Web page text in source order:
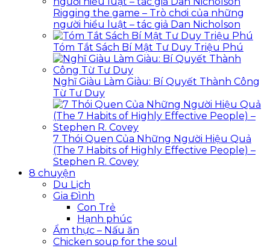
Rigging the game – Trò chơi của những
người hiểu luật – tác giả Dan Nicholson
Tóm Tắt Sách Bí Mật Tư Duy Triệu Phú
Nghĩ Giàu Làm Giàu: Bí Quyết Thành Công
Từ Tư Duy
7 Thói Quen Của Những Người Hiệu Quả
(The 7 Habits of Highly Effective People) –
Stephen R. Covey
8 chuyện
Du Lịch
Gia Đình
Con Trẻ
Hạnh phúc
Ẩm thực – Nấu ăn
Chicken soup for the soul